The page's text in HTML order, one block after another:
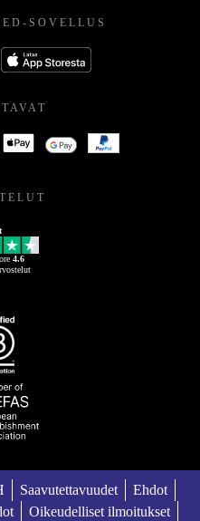
SOVELLUS
4.6
Saavutettavuudet
Ehdot
Oikeudelliset ilmoitukset